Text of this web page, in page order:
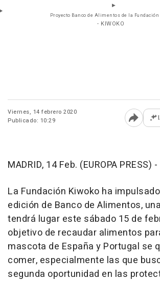
Proyecto Banco de Alimentos de la
- KIWOKO
Viernes, 14 febrero 2020
Publicado: 10:29
Abrir
MADRID, 14 Feb. (EUROPA PRESS) -
La Fundación Kiwoko ha
edición de Banco de Alimentos,
tendrá lugar este sábado 15 de
objetivo de recaudar alimentos
mascota de España y Portugal se
comer, especialmente las que
segunda oportunidad en las